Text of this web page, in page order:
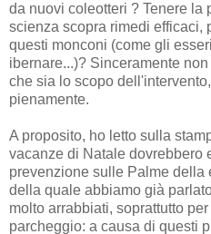
da nuovi coleotteri ? Tenere la
scienza scopra rimedi efficaci,
questi monconi (come gli
ibernare...)? Sinceramente
che sia lo scopo
pienamente.
A proposito, ho letto sulla
vacanze di Natale dovrebbero
prevenzione sulle Palme della
della quale abbiamo già
molto arrabbiati, soprattutto
parcheggio: a causa di questi